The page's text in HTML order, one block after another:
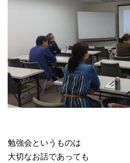
勉強会というものは
大切なお話であっても